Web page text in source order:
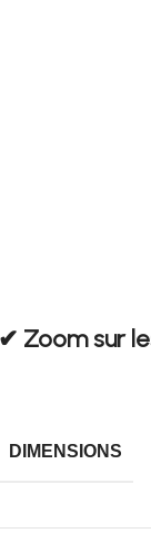
✔︎ Zoom sur
DIMENSIONS